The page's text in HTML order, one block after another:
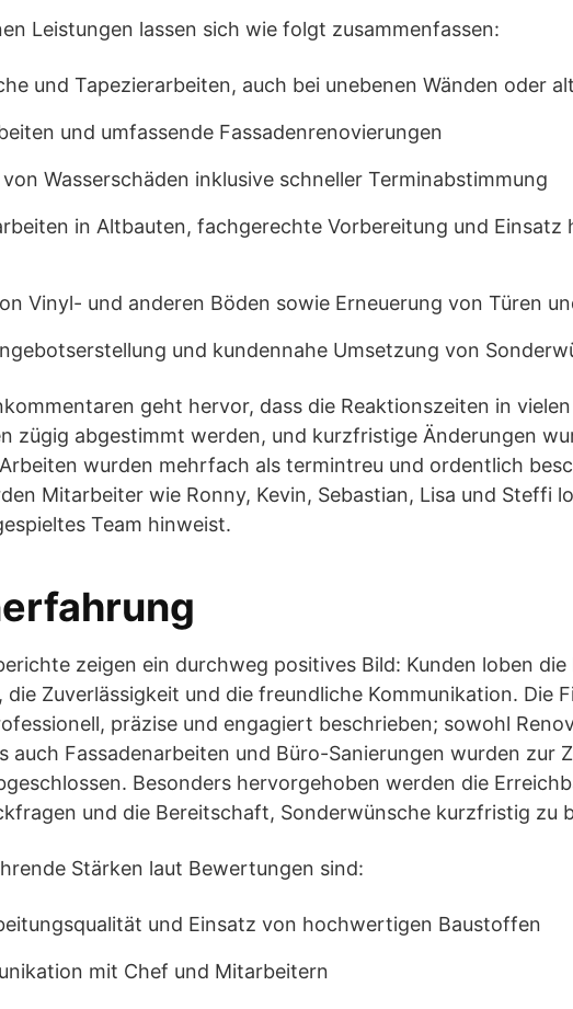
Leistungen lassen sich wie folgt zusammenfassen:
und Tapezierarbeiten, auch bei unebenen Wänden oder
und umfassende Fassadenrenovierungen
Wasserschäden inklusive schneller Terminabstimmung
in Altbauten, fachgerechte Vorbereitung und
Vinyl- und anderen Böden sowie Erneuerung von Türen
und kundennahe Umsetzung von
geht hervor, dass die Reaktionszeiten in
zügig abgestimmt werden, und kurzfristige Änderungen
wurden mehrfach als termintreu und ordentlich
Mitarbeiter wie Ronny, Kevin, Sebastian, Lisa und Steffi
Team hinweist.
zeigen ein durchweg positives Bild: Kunden loben die
die Zuverlässigkeit und die freundliche Kommunikation. Die
präzise und engagiert beschrieben; sowohl
auch Fassadenarbeiten und Büro-Sanierungen wurden zur
Besonders hervorgehoben werden die
und die Bereitschaft, Sonderwünsche kurzfristig zu
Stärken laut Bewertungen sind:
und Einsatz von hochwertigen Baustoffen
mit Chef und Mitarbeitern